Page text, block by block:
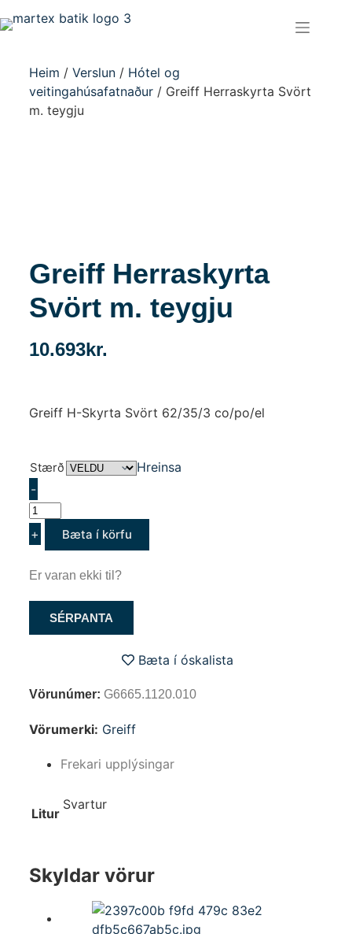
Heim / Verslun/ Hótel og
veitingahúsafatnaður/ Greiff Herraskyrta Svört
m. teygju
Greiff Herraskyrta
Svört m. teygju
10.693kr.
Greiff H-Skyrta Svört 62/35/3 co/po/el
Stærð
Hreinsa
-
+ Bæta í körfu
Er varan ekki til?
SÉRPANTA
Bæta í óskalista
Vörunúmer: G6665.1120.010
Vörumerki: Greiff
Frekari upplýsingar
Litur
Svartur
Skyldar vörur